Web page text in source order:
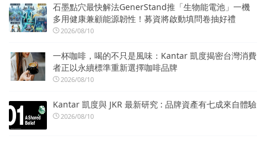
石墨點穴最快解法GenerStand推「生物能電池」一機
多用健康兼顧能源韌性！募資將啟動填問卷抽好禮
2026/08/10
一杯咖啡，喝的不只是風味：Kantar 凱度揭密台灣消費
者正以永續標準重新選擇咖啡品牌
2026/08/10
Kantar 凱度與 JKR 最新研究 : 品牌資產有七成來自體驗
2026/08/10